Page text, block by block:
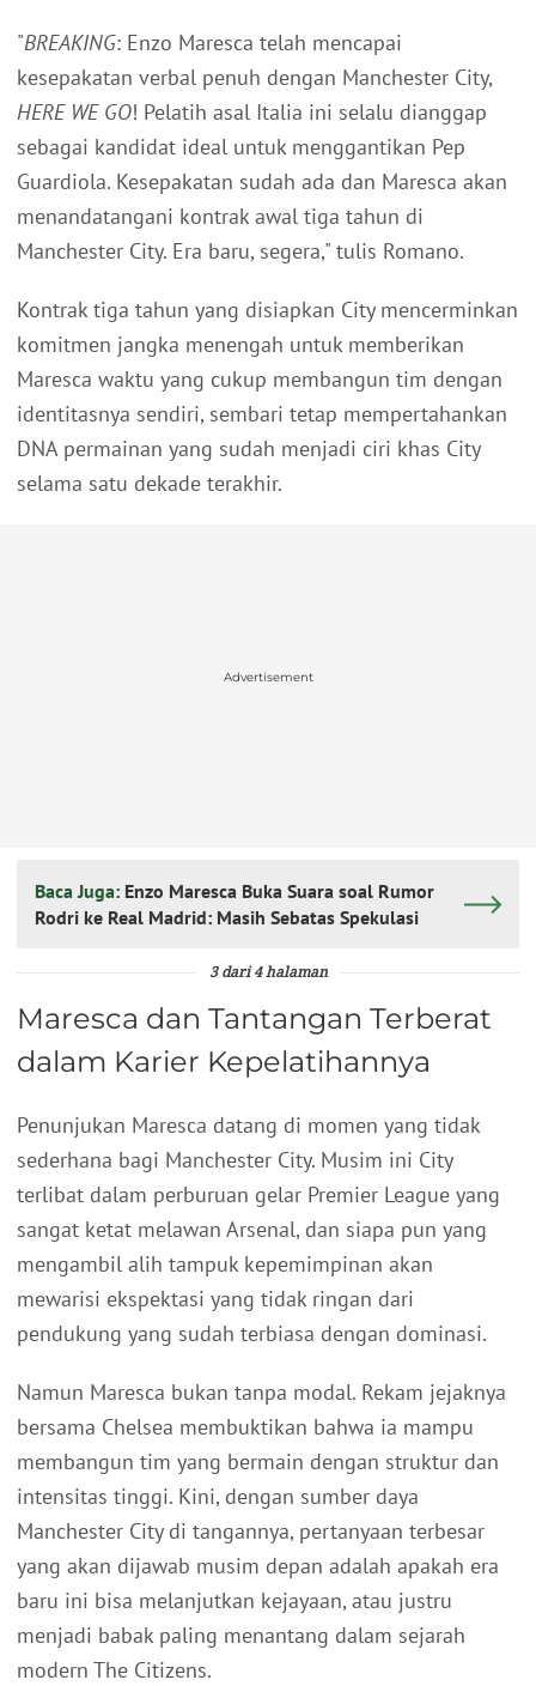
"BREAKING: Enzo Maresca telah mencapai
kesepakatan verbal penuh dengan Manchester City,
HERE WE GO! Pelatih asal Italia ini selalu dianggap
sebagai kandidat ideal untuk menggantikan Pep
Guardiola. Kesepakatan sudah ada dan Maresca akan
menandatangani kontrak awal tiga tahun di
Manchester City. Era baru, segera," tulis Romano.
Kontrak tiga tahun yang disiapkan City mencerminkan
komitmen jangka menengah untuk memberikan
Maresca waktu yang cukup membangun tim dengan
identitasnya sendiri, sembari tetap mempertahankan
DNA permainan yang sudah menjadi ciri khas City
selama satu dekade terakhir.
Advertisement
Baca Juga: Enzo Maresca Buka Suara soal Rumor
Rodri ke Real Madrid: Masih Sebatas Spekulasi
3 dari 4 halaman
Maresca dan Tantangan Terberat
dalam Karier Kepelatihannya
Penunjukan Maresca datang di momen yang tidak
sederhana bagi Manchester City. Musim ini City
terlibat dalam perburuan gelar Premier League yang
sangat ketat melawan Arsenal, dan siapa pun yang
mengambil alih tampuk kepemimpinan akan
mewarisi ekspektasi yang tidak ringan dari
pendukung yang sudah terbiasa dengan dominasi.
Namun Maresca bukan tanpa modal. Rekam jejaknya
bersama Chelsea membuktikan bahwa ia mampu
membangun tim yang bermain dengan struktur dan
intensitas tinggi. Kini, dengan sumber daya
Manchester City di tangannya, pertanyaan terbesar
yang akan dijawab musim depan adalah apakah era
baru ini bisa melanjutkan kejayaan, atau justru
menjadi babak paling menantang dalam sejarah
modern The Citizens.